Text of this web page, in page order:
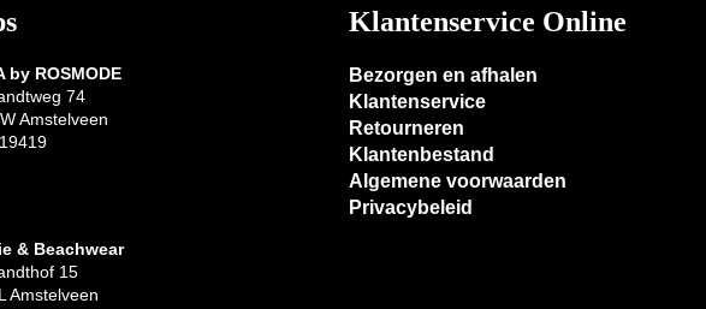
by ROSMODE
74
Amstelveen
& Beachwear
15
Amstelveen
Klantenservice Online
Bezorgen en afhalen
Klantenservice
Retourneren
Klantenbestand
Algemene voorwaarden
Privacybeleid